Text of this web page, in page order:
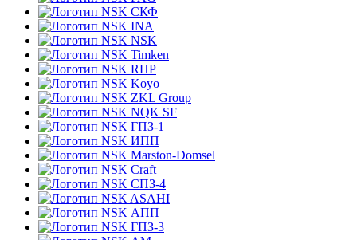
СКФ
INA
NSK
Timken
RHP
Koyo
ZKL Group
NQK SF
ГПЗ-1
ИПП
Marston-Domsel
Craft
СПЗ-4
ASAHI
АПП
ГПЗ-3